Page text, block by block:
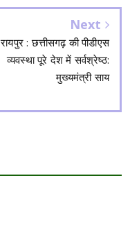
Next
रायपुर : छत्तीसगढ़ की पीडीएस
व्यवस्था पूरे देश में सर्वश्रेष्ठ:
मुख्यमंत्री साय